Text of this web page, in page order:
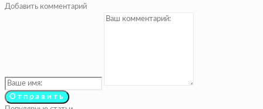
Добавить комментарий